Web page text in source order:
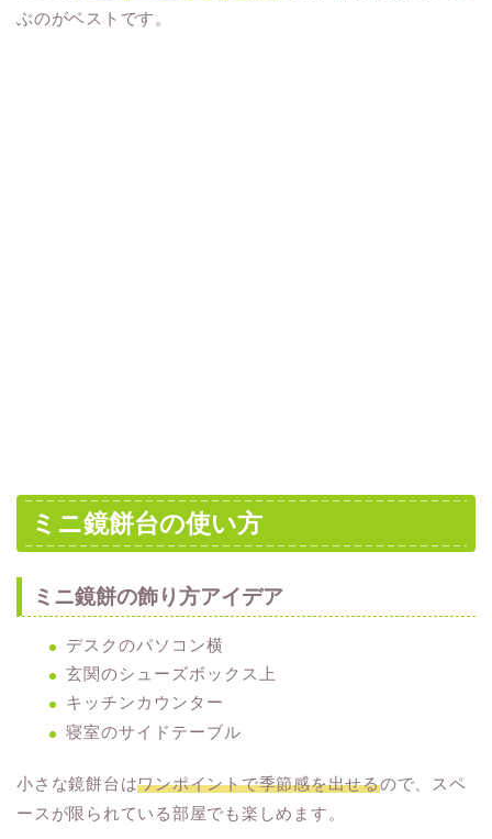
ぶのがベストです。
ミニ鏡餅台の使い方
ミニ鏡餅の飾り方アイデア
デスクのパソコン横
玄関のシューズボックス上
キッチンカウンター
寝室のサイドテーブル
小さな鏡餅台はワンポイントで季節感を出せるので、スペ
ースが限られている部屋でも楽しめます。